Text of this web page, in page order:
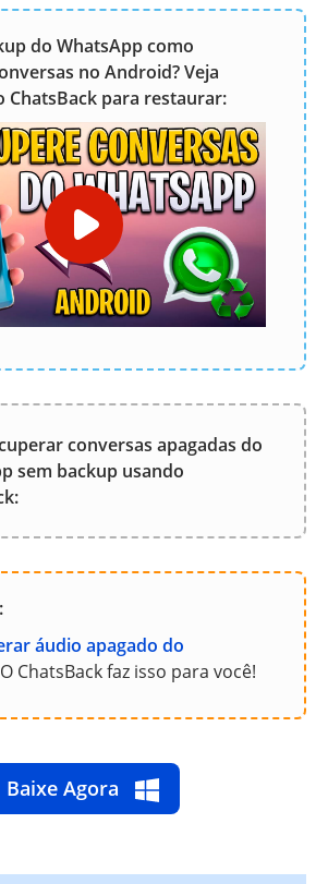
do WhatsApp como
no Android? Veja
ChatsBack para restaurar:
conversas apagadas do
sem backup usando
áudio apagado do
ChatsBack faz isso para você!
Baixe Agora